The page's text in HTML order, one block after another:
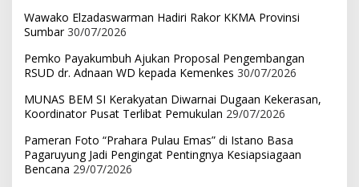
Wawako Elzadaswarman Hadiri Rakor KKMA Provinsi
Sumbar 30/07/2026
Pemko Payakumbuh Ajukan Proposal Pengembangan
RSUD dr. Adnaan WD kepada Kemenkes 30/07/2026
MUNAS BEM SI Kerakyatan Diwarnai Dugaan Kekerasan,
Koordinator Pusat Terlibat Pemukulan 29/07/2026
Pameran Foto “Prahara Pulau Emas” di Istano Basa
Pagaruyung Jadi Pengingat Pentingnya Kesiapsiagaan
Bencana 29/07/2026